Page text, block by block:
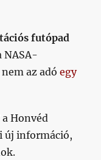
futópad
NASA-
nem az adóegy
a Honvéd
új információ,